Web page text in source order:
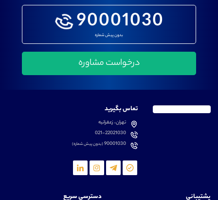
90001030
بدون پیش شماره
تماس بگیرید
تهران، زعفرانیه
021-22021030
90001030(بدون پیش شماره)
پشتیبانی دسترسی سریع